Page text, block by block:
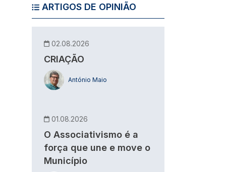
ARTIGOS DE OPINIÃO
02.08.2026
CRIAÇÃO
António Maio
01.08.2026
O Associativismo é a
força que une e move o
Município